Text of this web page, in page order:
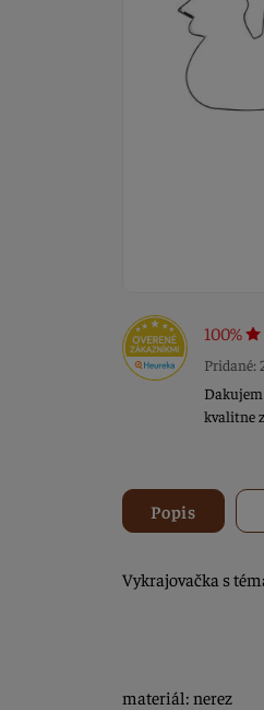
100%
Pridané:
kvalitne
Popis
Vykrajovačka s
materiál: nerez